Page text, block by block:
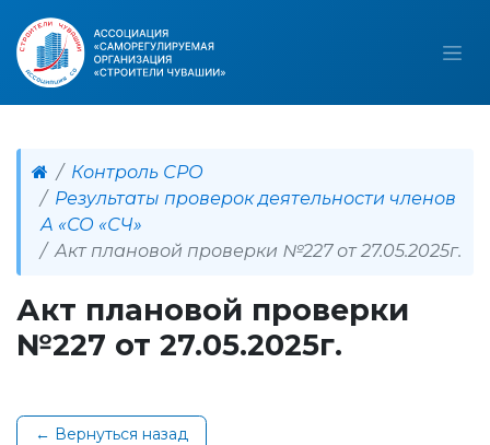
Контроль СРО
Результаты проверок деятельности членов
А «СО «СЧ»
Акт плановой проверки №227 от 27.05.2025г.
Акт плановой проверки
№227 от 27.05.2025г.
← Вернуться назад